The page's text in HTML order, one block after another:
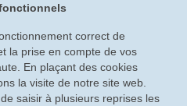
“Trait d’Union”
ASPECT
correct de
la prise en compte de vos
En plaçant des cookies
la visite de notre site web.
saisir à plusieurs reprises les